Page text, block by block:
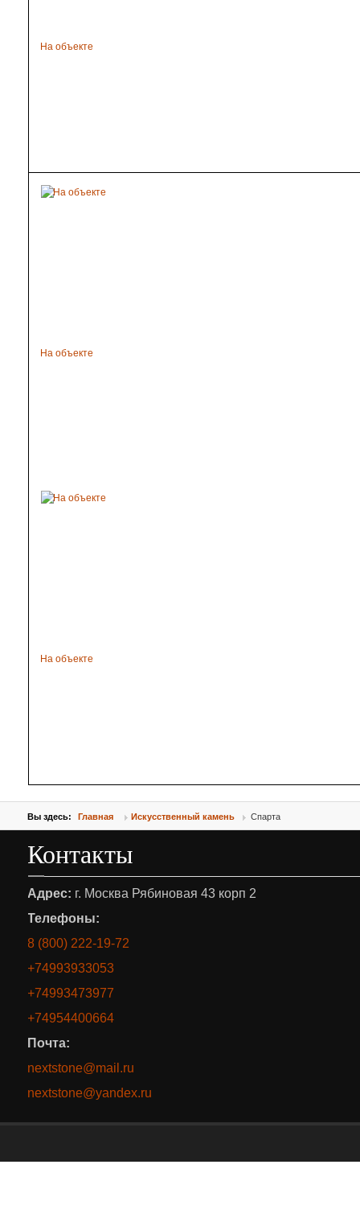
На объекте
На объекте
На объекте
Вы здесь: Главная Искусственный камень Спарта
Контакты
Адрес: г. Москва Рябиновая 43 корп 2
Телефоны:
8 (800) 222-19-72
+74993933053
+74993473977
+74954400664
Почта:
nextstone@mail.ru
nextstone@yandex.ru